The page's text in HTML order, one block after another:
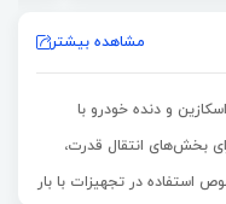
مشاهده بیشتر
و دنده خودرو با
بخش‌های انتقال قدرت،
استفاده در تجهیزات با بار